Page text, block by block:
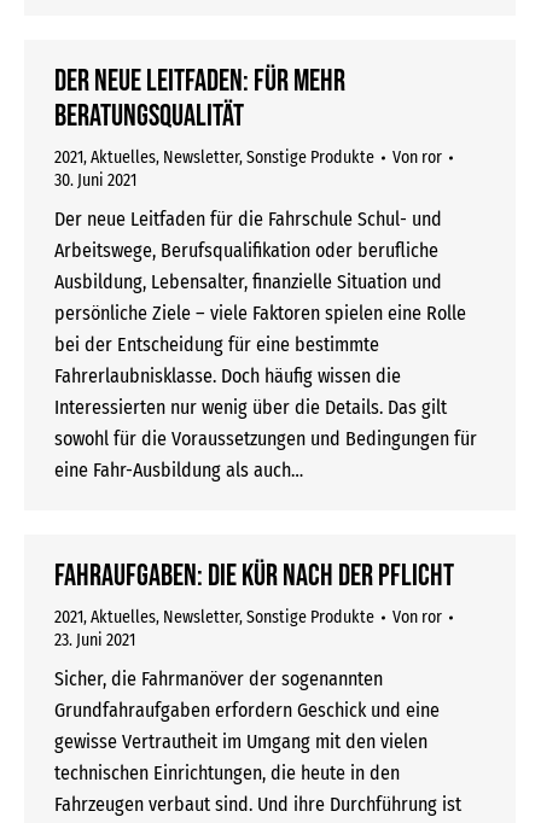
Der neue Leitfaden: Für mehr
Beratungsqualität
2021,Aktuelles, Newsletter,Sonstige Produkte Von ror
30. Juni 2021
Der neue Leitfaden für die Fahrschule Schul- und
Arbeitswege, Berufsqualifikation oder berufliche
Ausbildung, Lebensalter, finanzielle Situation und
persönliche Ziele – viele Faktoren spielen eine Rolle
bei der Entscheidung für eine bestimmte
Fahrerlaubnisklasse. Doch häufig wissen die
Interessierten nur wenig über die Details. Das gilt
sowohl für die Voraussetzungen und Bedingungen für
eine Fahr-Ausbildung als auch…
Fahraufgaben: Die Kür nach der Pflicht
2021,Aktuelles, Newsletter,Sonstige Produkte Von ror
23. Juni 2021
Sicher, die Fahrmanöver der sogenannten
Grundfahraufgaben erfordern Geschick und eine
gewisse Vertrautheit im Umgang mit den vielen
technischen Einrichtungen, die heute in den
Fahrzeugen verbaut sind. Und ihre Durchführung ist